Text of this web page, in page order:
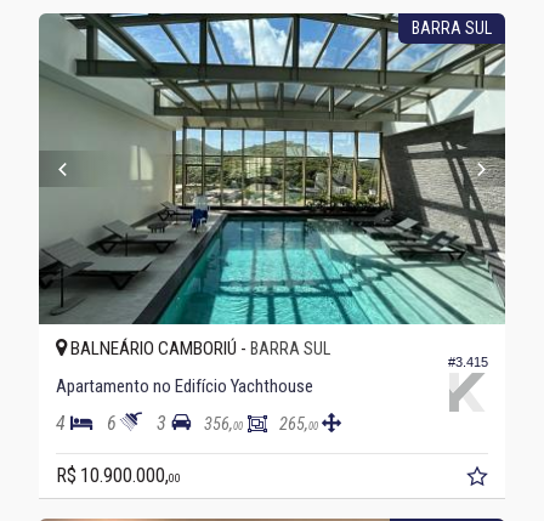
BARRA SUL
#3.415
BALNEÁRIO CAMBORIÚ - BARRA SUL
Apartamento no Edifício Yachthouse
4 6 3 356,00 265,00
R$ 10.900.000,00